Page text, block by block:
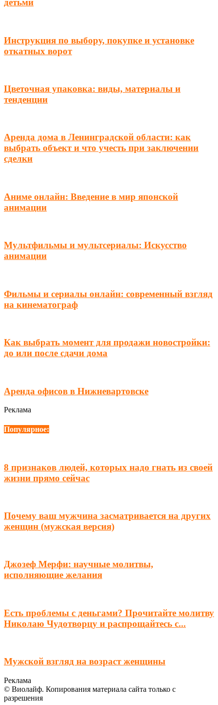
детьми
Инструкция по выбору, покупке и установке
откатных ворот
Цветочная упаковка: виды, материалы и
тенденции
Аренда дома в Ленинградской области: как
выбрать объект и что учесть при заключении
сделки
Аниме онлайн: Введение в мир японской
анимации
Мультфильмы и мультсериалы: Искусство
анимации
Фильмы и сериалы онлайн: современный взгляд
на кинематограф
Как выбрать момент для продажи новостройки:
до или после сдачи дома
Аренда офисов в Нижневартовске
Реклама
Популярное:
8 признаков людей, которых надо гнать из своей
жизни прямо сейчас
Почему ваш мужчина засматривается на других
женщин (мужская версия)
Джозеф Мерфи: научные молитвы,
исполняющие желания
Есть проблемы с деньгами? Прочитайте молитву
Николаю Чудотворцу и распрощайтесь с...
Мужской взгляд на возраст женщины
Реклама
© Виолайф. Копирования материала сайта только с
разрешения